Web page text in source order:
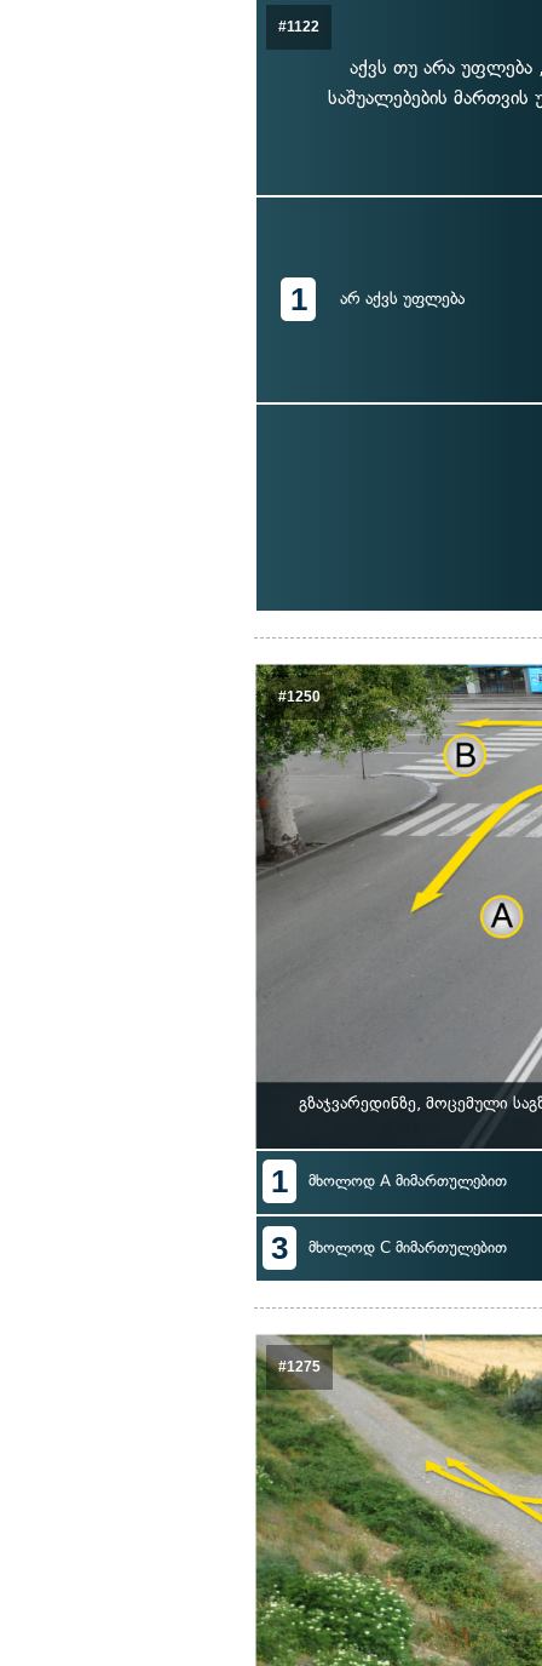
#1122
აქვს თუ არა უფლება
საშუალებების
1 არ აქვს უფლება
#1250
გზაჯვარედინზე, მოცემული
1 მხოლოდ A მიმართულებით
3 მხოლოდ C მიმართულებით
#1275